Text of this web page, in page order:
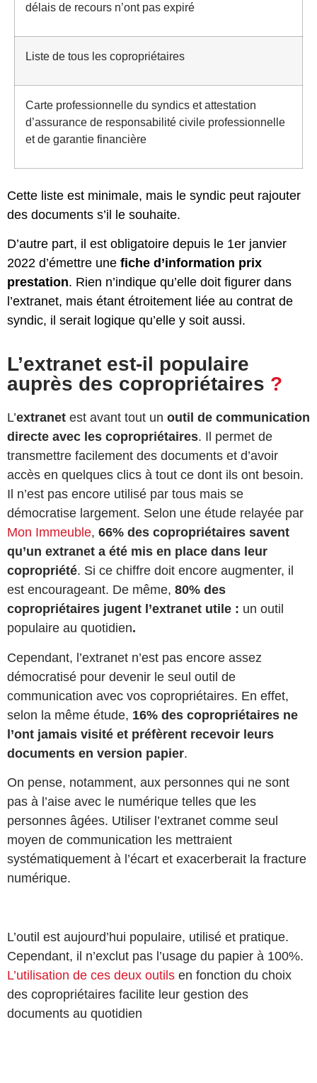
délais de recours n’ont pas expiré
Liste de tous les copropriétaires
Carte professionnelle du syndics et attestation
d’assurance de responsabilité civile professionnelle
et de garantie financière
Cette liste est minimale, mais le syndic peut rajouter
des documents s’il le souhaite.
D’autre part, il est obligatoire depuis le 1er janvier
2022 d’émettre une fiche d’information prix
prestation. Rien n’indique qu’elle doit figurer dans
l’extranet, mais étant étroitement liée au contrat de
syndic, il serait logique qu’elle y soit aussi.
L’extranet est-il populaire
auprès des copropriétaires ?
L’extranet est avant tout un outil de communication
directe avec les copropriétaires. Il permet de
transmettre facilement des documents et d’avoir
accès en quelques clics à tout ce dont ils ont besoin.
Il n’est pas encore utilisé par tous mais se
démocratise largement. Selon une étude relayée par
Mon Immeuble, 66% des copropriétaires savent
qu’un extranet a été mis en place dans leur
copropriété. Si ce chiffre doit encore augmenter, il
est encourageant. De même, 80% des
copropriétaires jugent l’extranet utile : un outil
populaire au quotidien.
Cependant, l’extranet n’est pas encore assez
démocratisé pour devenir le seul outil de
communication avec vos copropriétaires. En effet,
selon la même étude, 16% des copropriétaires ne
l’ont jamais visité et préfèrent recevoir leurs
documents en version papier.
On pense, notamment, aux personnes qui ne sont
pas à l’aise avec le numérique telles que les
personnes âgées. Utiliser l’extranet comme seul
moyen de communication les mettraient
systématiquement à l’écart et exacerberait la fracture
numérique.
L’outil est aujourd’hui populaire, utilisé et pratique.
Cependant, il n’exclut pas l’usage du papier à 100%.
L’utilisation de ces deux outils en fonction du choix
des copropriétaires facilite leur gestion des
documents au quotidien